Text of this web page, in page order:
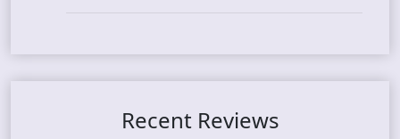
Recent Reviews